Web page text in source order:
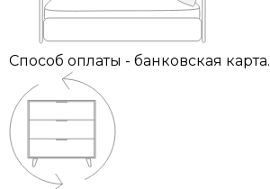
Способ оплаты - банковская карта.